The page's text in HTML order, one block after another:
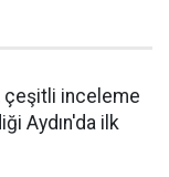
çeşitli inceleme
Aydın'da ilk